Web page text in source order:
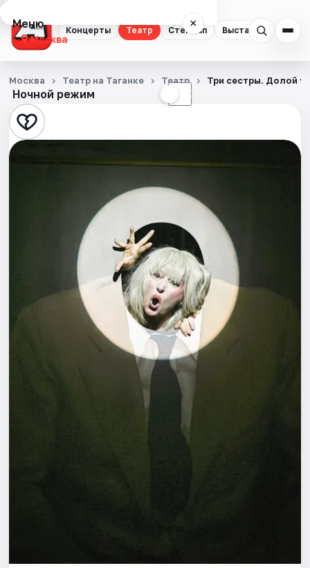
Концерты Театр Стендап Выставки
Меню ×
Москва
Концерты
Театр
Стендап
События
Ночной режим ☾
Москва Театр на Таганке Театр Три сестры. Долой